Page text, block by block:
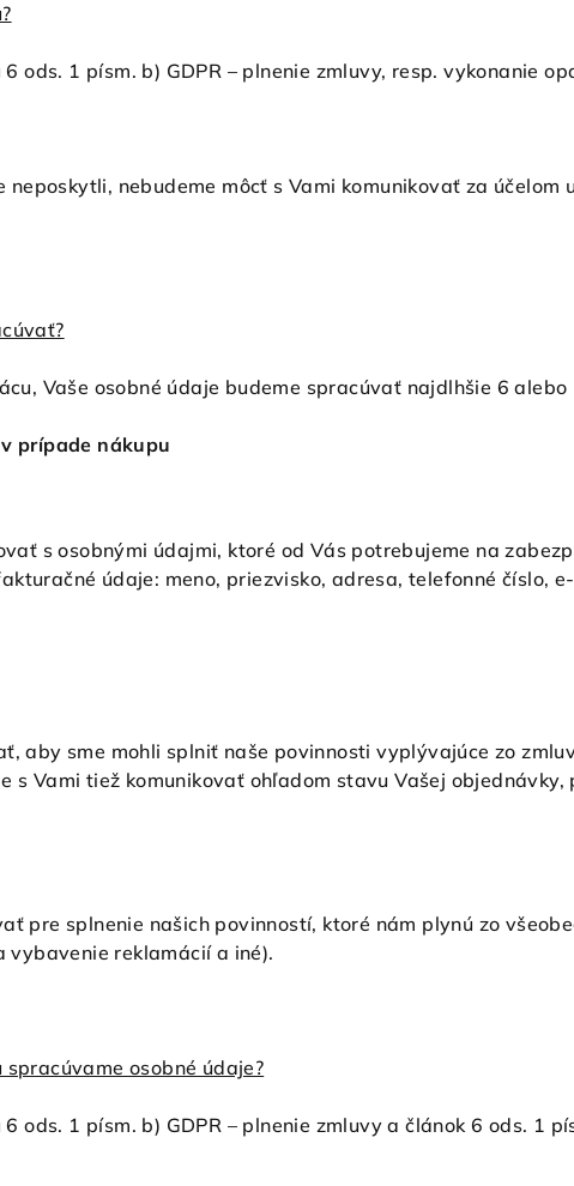
ods. 1 písm. b) GDPR – plnenie zmluvy, resp. vykonanie
nebudeme môcť s Vami komunikovať za
Vaše osobné údaje budeme spracúvať najdlhšie 6
prípade nákupu
s osobnými údajmi, ktoré od Vás potrebujeme na
údaje: meno, priezvisko, adresa, telefonné číslo,
aby sme mohli splniť naše povinnosti vyplývajúce zo
s Vami tiež komunikovať ohľadom stavu Vašej
pre splnenie našich povinností, ktoré nám plynú zo
vybavenie reklamácií a iné).
osobné údaje?
ods. 1 písm. b) GDPR – plnenie zmluvy a článok 6 ods. 1